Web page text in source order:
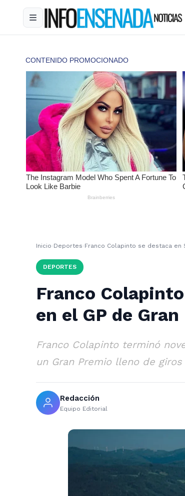
Inicio ›Deportes ›Franco Colapinto se destaca en
DEPORTES
Franco
en el GP de
Franco Colapinto terminó
un Gran Premio lleno de
Redacción
Equipo Editorial